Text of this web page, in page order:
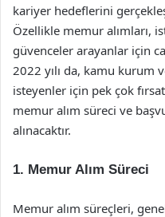
kariyer hedeflerini
Özellikle memur alımları,
güvenceler arayanlar için
2022 yılı da, kamu kurum
isteyenler için pek çok
memur alım süreci ve
alınacaktır.
1. Memur Alım Süreci
Memur alım süreçleri,